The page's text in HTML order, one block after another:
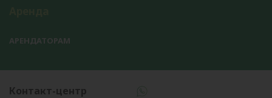
АРЕНДАТОРАМ
Контакт-центр